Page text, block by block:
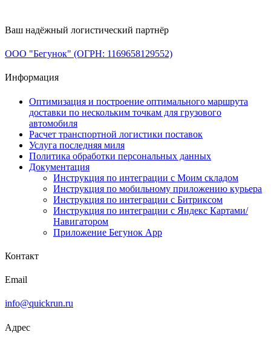
Ваш надёжный логистический партнёр
ООО "Бегунок" (ОГРН: 1169658129552)
Информация
Оптимизация и построение оптимального маршрута
доставки по нескольким точкам для грузового
автомобиля
Расчет транспортной логистики поставок
Услуга последняя миля
Политика обработки персональных данных
Документация
Инструкция по интеграции с Моим складом
Инструкция по мобильному приложению курьера
Инструкция по интеграции с Битриксом
Инструкция по интеграции с Яндекс Картами/
Навигатором
Приложение Бегунок App
Контакт
Email
info@quickrun.ru
Адрес